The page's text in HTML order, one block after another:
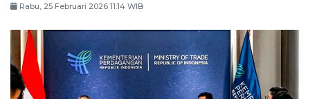
Rabu, 25 Februari 2026 11:14 WIB